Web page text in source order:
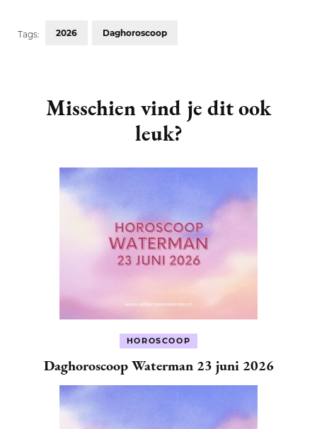
Tags: 2026 Daghoroscoop
Navigation
Misschien vind je dit ook
leuk?
HOROSCOOP
Daghoroscoop Waterman 23 juni 2026